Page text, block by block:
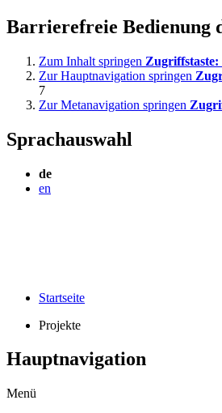
Barrierefreie Bedienung
Zum Inhalt springen Zugriffstaste:
Zur Hauptnavigation springen
7
Zur Metanavigation springen
Sprachauswahl
de
en
Startseite
Projekte
Hauptnavigation
Menü